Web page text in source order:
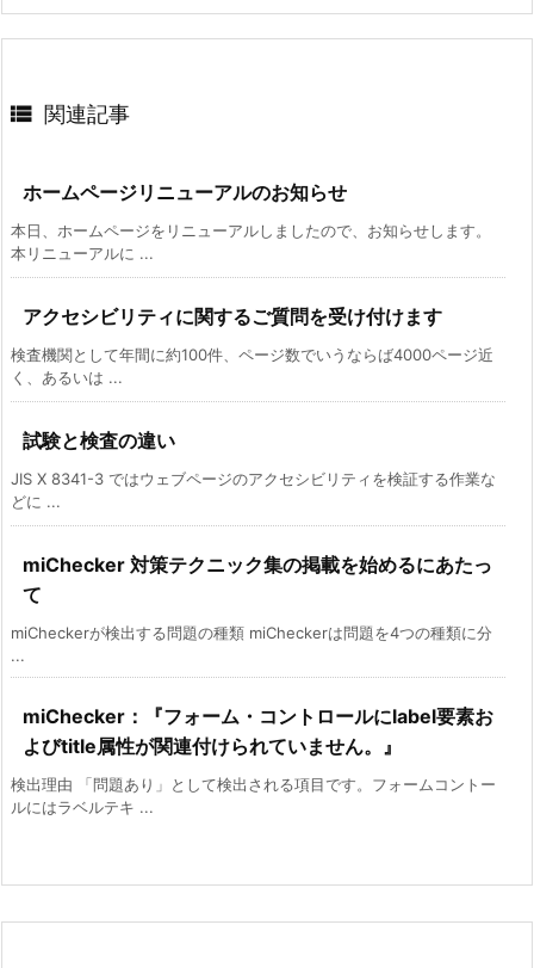
 関連記事
ホームページリニューアルのお知らせ
本日、ホームページをリニューアルしましたので、お知らせします。
本リニューアルに ...
アクセシビリティに関するご質問を受け付けます
検査機関として年間に約100件、ページ数でいうならば4000ページ近
く、あるいは ...
試験と検査の違い
JIS X 8341-3 ではウェブページのアクセシビリティを検証する作業な
どに ...
miChecker 対策テクニック集の掲載を始めるにあたっ
て
miCheckerが検出する問題の種類 miCheckerは問題を4つの種類に分
...
miChecker：『フォーム・コントロールにlabel要素お
よびtitle属性が関連付けられていません。』
検出理由 「問題あり」として検出される項目です。フォームコントー
ルにはラベルテキ ...